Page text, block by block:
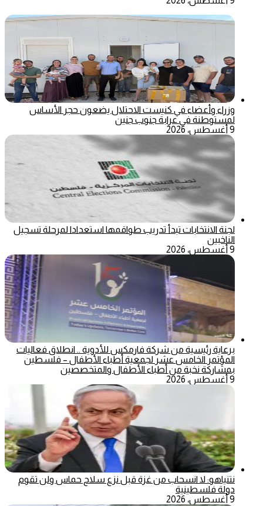
وزراء وأعضاء في كنيست الاحتلال يضعون حجر الأساس
لمستوطنة في عرابة جنوب جنين
9 أغسطس، 2026
لجنة الانتخابات تبدأ تدريب طواقمها استعدادا لمرحلة تسجيل
الناخبين
9 أغسطس، 2026
برعاية رئيسية من شركة فارمكس للأدوية .. انطلاق فعاليات
المؤتمر الخامس عشر لجمعية أطباء الأطفال – فلسطين
بمشاركة نخبة من أطباء الأطفال والمتخصصين
9 أغسطس، 2026
نتنياهو: لا انسحاب من غزة قبل نزع سلاح حماس ولن تقوم
دولة فلسطينية
9 أغسطس، 2026